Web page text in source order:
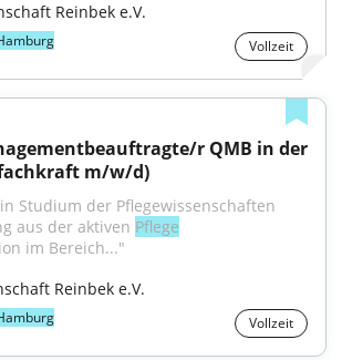
Reinbek e.V.
Vollzeit
m/w/d)
Studium der Pflegewissenschaften
aus der aktiven Pflege
im Bereich..."
Reinbek e.V.
Vollzeit